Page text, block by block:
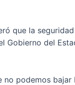
que la
Gobierno del
podemos bajar